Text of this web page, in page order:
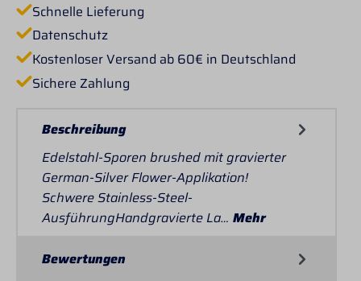
Schnelle Lieferung
Datenschutz
Kostenloser Versand ab 60€ in Deutschland
Sichere Zahlung
Beschreibung
Edelstahl-Sporen brushed mit gravierter
German-Silver Flower-Applikation!
Schwere Stainless-Steel-
AusführungHandgravierte La… Mehr
Bewertungen